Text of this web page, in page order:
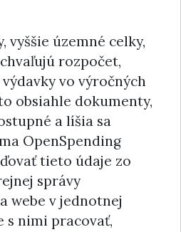
vyššie územné celky,
rozpočet,
vo výročných
obsiahle dokumenty,
a líšia sa
OpenSpending
tieto údaje zo
správy
webe v jednotnej
s nimi pracovať,